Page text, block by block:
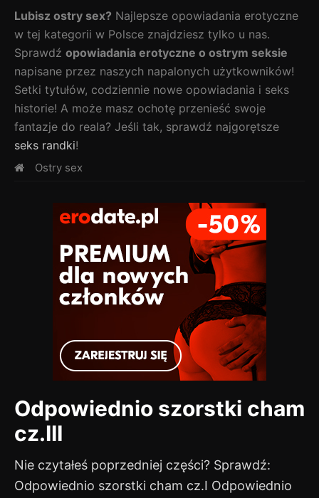
Lubisz ostry sex? Najlepsze opowiadania erotyczne
w tej kategorii w Polsce znajdziesz tylko u nas.
Sprawdź opowiadania erotyczne o ostrym seksie
napisane przez naszych napalonych użytkowników!
Setki tytułów, codziennie nowe opowiadania i seks
historie! A może masz ochotę przenieść swoje
fantazje do reala? Jeśli tak, sprawdź najgorętsze
seks randki!
Ostry sex
Odpowiednio szorstki cham
cz.III
Nie czytałeś poprzedniej części? Sprawdź:
Odpowiednio szorstki cham cz.I Odpowiednio